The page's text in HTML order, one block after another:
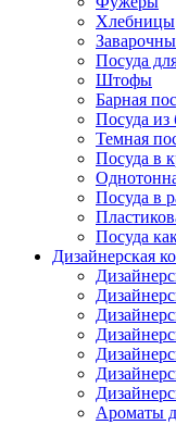
Хлебницы
Посуда
Штофы
Барная
Посуда из
Темная
Посуда в
Посуда в
Посуда
Дизайнерская
Ароматы